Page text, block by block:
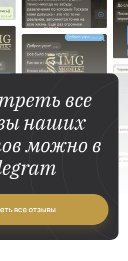
все
наших
можно в
все отзывы